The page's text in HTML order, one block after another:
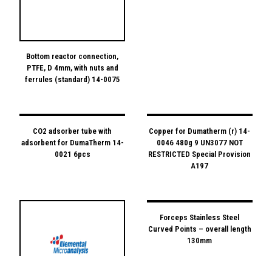
Bottom reactor connection,
PTFE, D 4mm, with nuts and
ferrules (standard) 14-0075
CO2 adsorber tube with
adsorbent for DumaTherm 14-
0021 6pcs
Copper for Dumatherm (r) 14-
0046 480g 9 UN3077 NOT
RESTRICTED Special Provision
A197
Forceps Stainless Steel
Curved Points – overall length
130mm